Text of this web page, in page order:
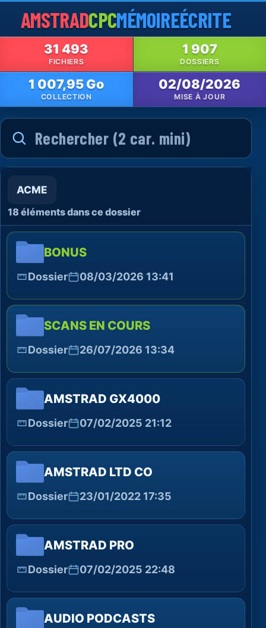
AMSTRADCPCMÉMOIREÉCRITE
31 493
FICHIERS
1 907
DOSSIERS
1 007,95 Go
COLLECTION
02/08/2026
MISE À JOUR
ACME
18 éléments dans ce dossier
BONUS
Dossier 08/03/2026 13:41
SCANS EN COURS
Dossier 26/07/2026 13:34
AMSTRAD GX4000
Dossier 07/02/2025 21:12
AMSTRAD LTD CO
Dossier 23/01/2022 17:35
AMSTRAD PRO
Dossier 07/02/2025 22:48
AUDIO PODCASTS